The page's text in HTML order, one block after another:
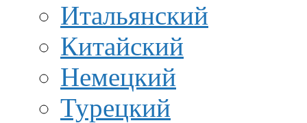
Итальянский
Китайский
Немецкий
Турецкий